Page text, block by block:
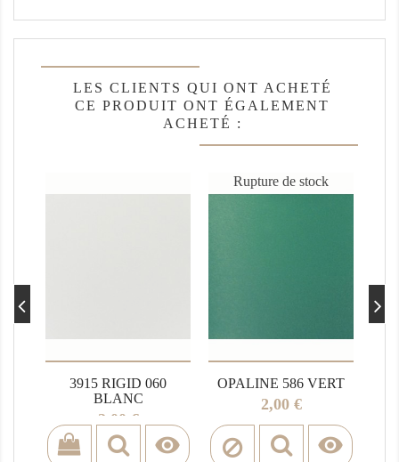
LES CLIENTS QUI ONT ACHETÉ
CE PRODUIT ONT ÉGALEMENT
ACHETÉ :
3915 RIGID 060
BLANC
Prix
2,00 €

Rupture de stock
OPALINE 586 VERT
Prix
2,00 €
